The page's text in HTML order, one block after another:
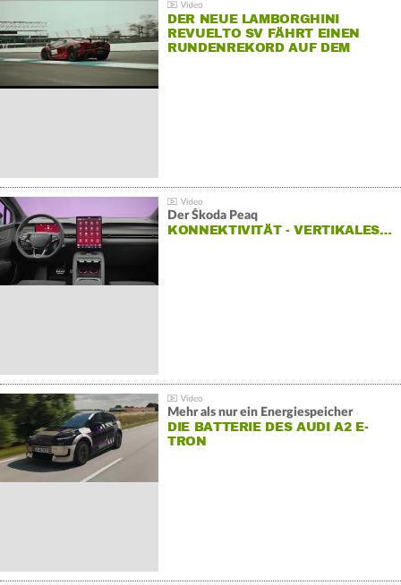
DER NEUE LAMBORGHINI
REVUELTO SV FÄHRT EINEN
RUNDENREKORD AUF DEM
Der Škoda Peaq
KONNEKTIVITÄT - VERTIKALES…
Mehr als nur ein Energiespeicher
DIE BATTERIE DES AUDI A2 E-
TRON